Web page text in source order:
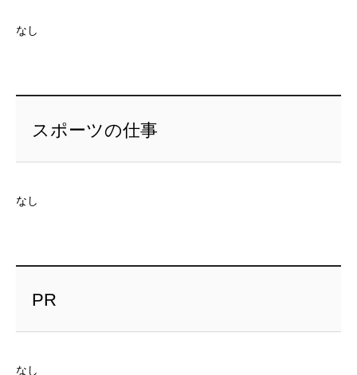
なし
スポーツの仕事
なし
PR
なし